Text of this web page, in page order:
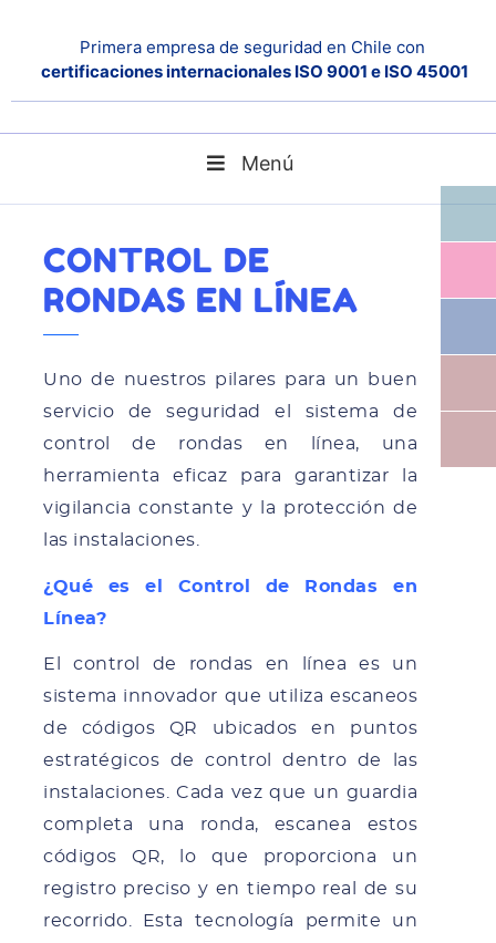
Primera empresa de seguridad en Chile con
certificaciones internacionales ISO 9001 e ISO 45001
Menú
Control de Rondas en Línea
CONTROL DE
RONDAS EN LÍNEA
Uno de nuestros pilares para un buen
servicio de seguridad el sistema de
control de rondas en línea, una
herramienta eficaz para garantizar la
vigilancia constante y la protección de
las instalaciones.
¿Qué es el Control de Rondas en
Línea?
El control de rondas en línea es un
sistema innovador que utiliza escaneos
de códigos QR ubicados en puntos
estratégicos de control dentro de las
instalaciones. Cada vez que un guardia
completa una ronda, escanea estos
códigos QR, lo que proporciona un
registro preciso y en tiempo real de su
recorrido. Esta tecnología permite un